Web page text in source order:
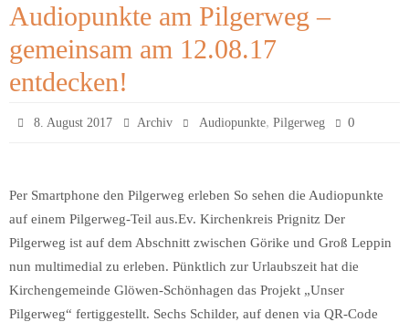
Audiopunkte am Pilgerweg –
gemeinsam am 12.08.17
entdecken!
8. August 2017 Archiv Audiopunkte, Pilgerweg 0
Per Smartphone den Pilgerweg erleben So sehen die Audiopunkte
auf einem Pilgerweg-Teil aus.Ev. Kirchenkreis Prignitz Der
Pilgerweg ist auf dem Abschnitt zwischen Görike und Groß Leppin
nun multimedial zu erleben. Pünktlich zur Urlaubszeit hat die
Kirchengemeinde Glöwen-Schönhagen das Projekt „Unser
Pilgerweg“ fertiggestellt. Sechs Schilder, auf denen via QR-Code